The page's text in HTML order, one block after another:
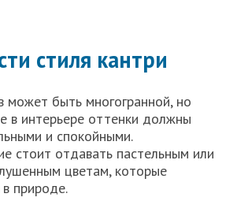
стиля кантри
может быть многогранной, но
в интерьере оттенки должны
и спокойными.
стоит отдавать пастельным или
цветам, которые
природе.